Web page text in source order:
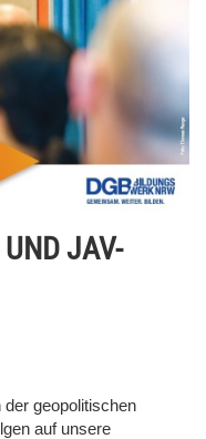
UND JAV-
geopolitischen
auf unsere